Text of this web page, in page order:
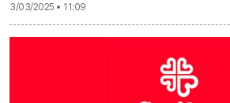
3/03/2025 • 11:09